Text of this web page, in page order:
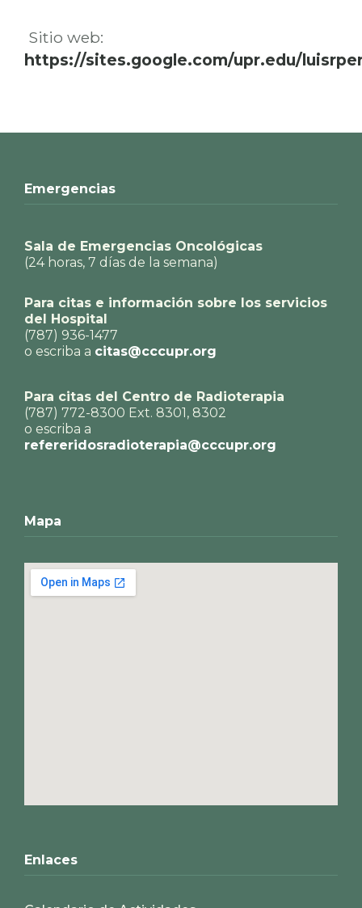
Sitio web:
https://sites.google.com/upr.edu/
Emergencias
Sala de Emergencias Oncológicas
(24 horas, 7 días de la semana)
Para citas e información sobre los servicios
del Hospital
(787) 936-1477
o escriba a citas@cccupr.org
Para citas del Centro de Radioterapia
(787) 772-8300 Ext. 8301, 8302
o escriba a
refereridosradioterapia@cccupr.org
Mapa
Enlaces